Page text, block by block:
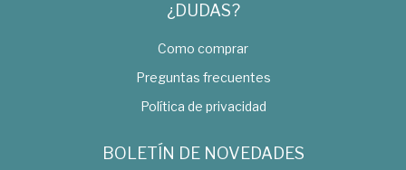
¿DUDAS?
Como comprar
Preguntas frecuentes
Política de privacidad
BOLETÍN DE NOVEDADES